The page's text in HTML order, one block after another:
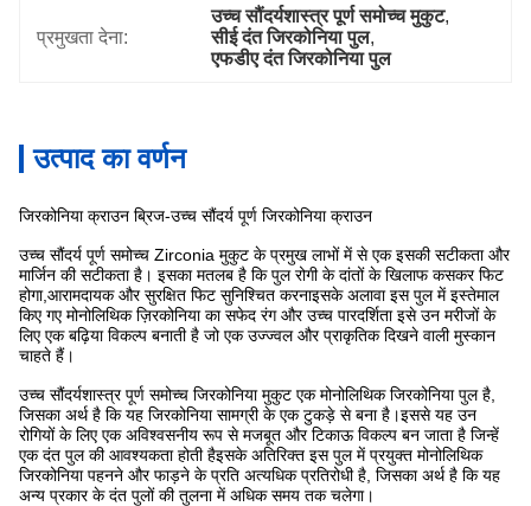
प्रमुखता देना:
उच्च सौंदर्यशास्त्र पूर्ण समोच्च मुकुट,
सीई दंत जिरकोनिया पुल,
एफडीए दंत जिरकोनिया पुल
उत्पाद का वर्णन
जिरकोनिया क्राउन ब्रिज-उच्च सौंदर्य पूर्ण जिरकोनिया क्राउन
उच्च सौंदर्य पूर्ण समोच्च Zirconia मुकुट के प्रमुख लाभों में से एक इसकी सटीकता और
मार्जिन की सटीकता है। इसका मतलब है कि पुल रोगी के दांतों के खिलाफ कसकर फिट
होगा,आरामदायक और सुरक्षित फिट सुनिश्चित करनाइसके अलावा इस पुल में इस्तेमाल
किए गए मोनोलिथिक ज़िरकोनिया का सफेद रंग और उच्च पारदर्शिता इसे उन मरीजों के
लिए एक बढ़िया विकल्प बनाती है जो एक उज्ज्वल और प्राकृतिक दिखने वाली मुस्कान
चाहते हैं।
उच्च सौंदर्यशास्त्र पूर्ण समोच्च जिरकोनिया मुकुट एक मोनोलिथिक जिरकोनिया पुल है,
जिसका अर्थ है कि यह जिरकोनिया सामग्री के एक टुकड़े से बना है।इससे यह उन
रोगियों के लिए एक अविश्वसनीय रूप से मजबूत और टिकाऊ विकल्प बन जाता है जिन्हें
एक दंत पुल की आवश्यकता होती हैइसके अतिरिक्त इस पुल में प्रयुक्त मोनोलिथिक
जिरकोनिया पहनने और फाड़ने के प्रति अत्यधिक प्रतिरोधी है, जिसका अर्थ है कि यह
अन्य प्रकार के दंत पुलों की तुलना में अधिक समय तक चलेगा।